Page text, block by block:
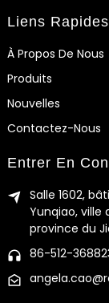
Liens Rapides
À Propos De Nous
Produits
Nouvelles
Contactez-Nous
Entrer En
Salle 1602,
Yunqiao, ville
province du
86-512-